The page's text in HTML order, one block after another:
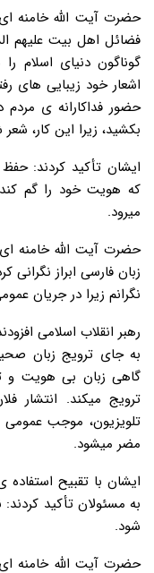
حضرت آیت الله خامنه
فضائل اهل بیت علیهم
گوناگون دنیای اسلام
اشعار خود زیبایی های
حضور فداکارانه ی
بکشید، زیرا این کار،
ایشان تأکید کردند:
که هویت خود را گم
میرود.
حضرت آیت الله خامنه
زبان فارسی ابراز نگرانی
نگرانم زیرا در جریان
رهبر انقلاب اسلامی
به جای ترویج زبان
گاهی زبان بی هویت و
ترویج میکند. انتشار
تلویزیون، موجب
مضر میشود.
ایشان با تقبیح استفاده
به مسئولان تأکید
شود.
حضرت آیت الله خامنه